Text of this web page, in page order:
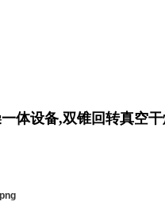
体设备,双锥回转真空